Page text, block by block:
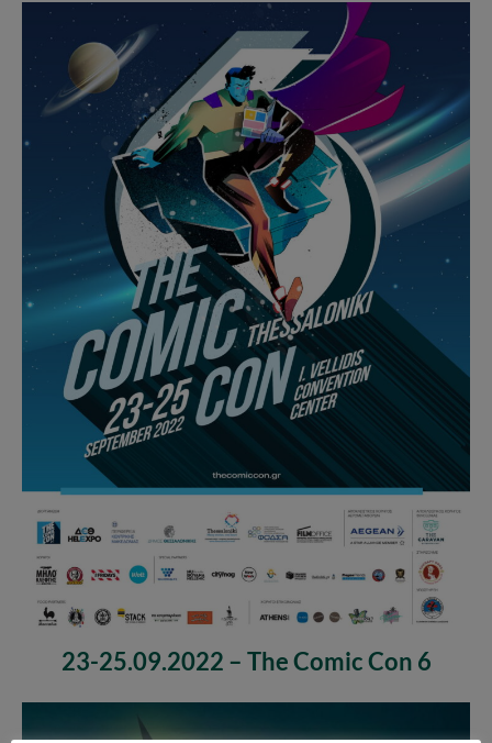
23-25.09.2022 – The Comic Con 6